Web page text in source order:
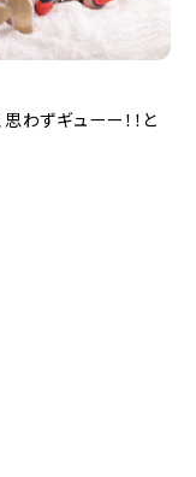
わずギューー！！と